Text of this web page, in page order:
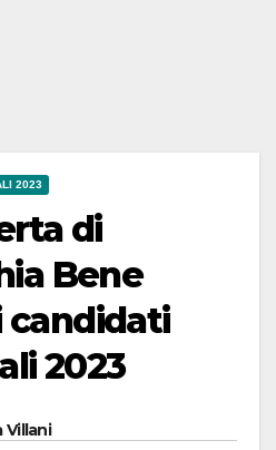
2023
di
Bene
candidati
2023
Villani